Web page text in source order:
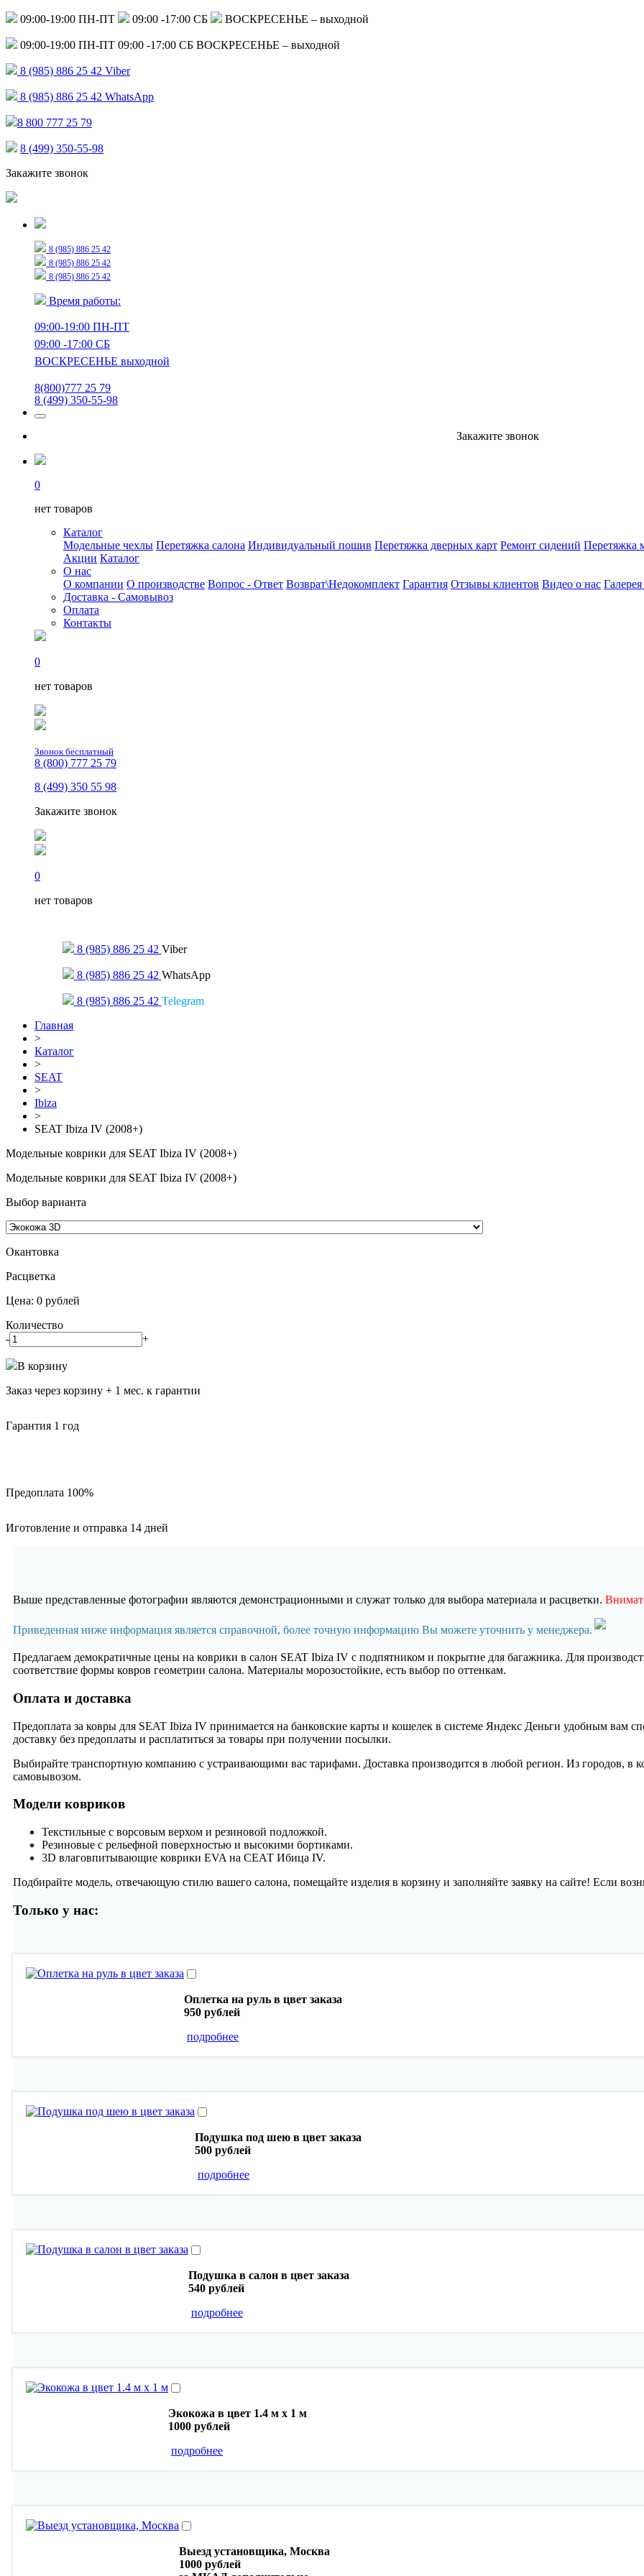
09:00-19:00 ПН-ПТ 09:00 -17:00 СБ ВОСКРЕСЕНЬЕ – выходной
09:00-19:00 ПН-ПТ 09:00 -17:00 СБ ВОСКРЕСЕНЬЕ – выходной
8 (985) 886 25 42 Viber
8 (985) 886 25 42 WhatsApp
8 800 777 25 79
8 (499) 350-55-98
Закажите звонок
8 (985) 886 25 42
8 (985) 886 25 42
8 (985) 886 25 42
Время работы:
09:00-19:00 ПН-ПТ
09:00 -17:00 СБ
ВОСКРЕСЕНЬЕ выходной
8(800)777 25 79
8 (499) 350-55-98
Закажите звонок
0
нет товаров
Каталог
Модельные чехлы Перетяжка салона Индивидуальный пошив Перетяжка дверных карт Ремонт сидений Перетяжка
Акции Каталог
О нас
О компании О производстве Вопрос - Ответ Возврат\Недокомплект Гарантия Отзывы клиентов Видео о нас
Доставка - Самовывоз
Оплата
Контакты
0
нет товаров
Звонок бесплатный
8 (800) 777 25 79
8 (499) 350 55 98
Закажите звонок
0
нет товаров
8 (985) 886 25 42 Viber
8 (985) 886 25 42 WhatsApp
8 (985) 886 25 42 Telegram
Главная
>
Каталог
>
SEAT
>
Ibiza
>
SEAT Ibiza IV (2008+)
Модельные коврики для SEAT Ibiza IV (2008+)
Модельные коврики для SEAT Ibiza IV (2008+)
Выбор варианта
Окантовка
Pасцветка
Цена: 0 рублей
Количество
-
+
В корзину
Заказ через корзину + 1 мес. к гарантии
Гарантия 1 год
Предоплата 100%
Иготовление и отправка 14 дней
Выше представленные фотографии являются демонстрационными и служат только для выбора материала и расцветки.
Приведенная ниже информация является справочной, более точную информацию Вы можете уточнить у менеджера.
Предлагаем демократичные цены на коврики в салон SEAT Ibiza IV с подпятником и покрытие для багажника. Для
соответствие формы ковров геометрии салона. Материалы морозостойкие, есть выбор по оттенкам.
Оплата и доставка
Предоплата за ковры для SEAT Ibiza IV принимается на банковские карты и кошелек в системе Яндекс Деньги удобным вам
доставку без предоплаты и расплатиться за товары при получении посылки.
Выбирайте транспортную компанию с устраивающими вас тарифами. Доставка производится в любой регион. Из городов, в
самовывозом.
Модели ковриков
Текстильные с ворсовым верхом и резиновой подложкой.
Резиновые с рельефной поверхностью и высокими бортиками.
3D влаговпитывающие коврики EVA на СЕАТ Ибица IV.
Подбирайте модель, отвечающую стилю вашего салона, помещайте изделия в корзину и заполняйте заявку на сайте! Если
Только у нас:
Оплетка на руль в цвет заказа
950 рублей
подробнее
Подушка под шею в цвет заказа
500 рублей
подробнее
Подушка в салон в цвет заказа
540 рублей
подробнее
Экокожа в цвет 1.4 м х 1 м
1000 рублей
подробнее
Выезд установщика, Москва
1000 рублей